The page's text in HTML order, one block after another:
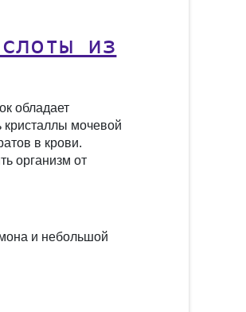
из
обладает
мочевой
в крови.
организм от
и небольшой